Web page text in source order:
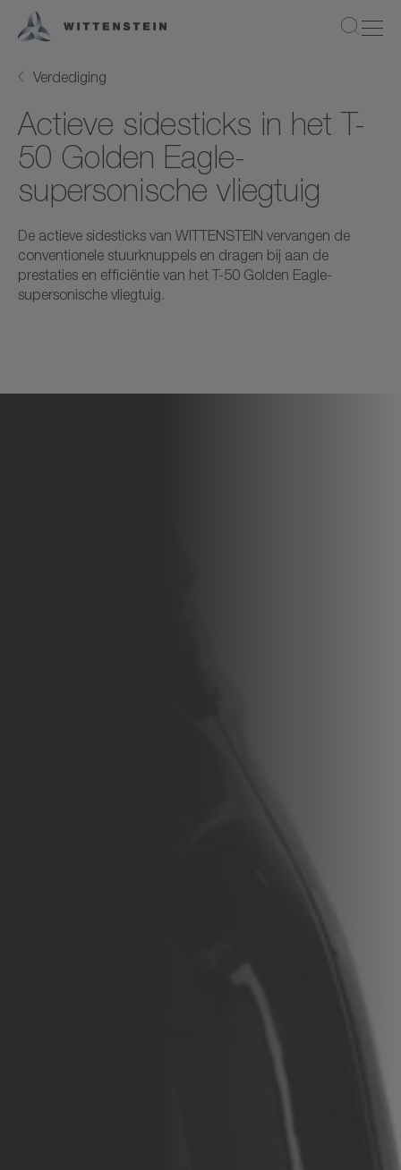
Verdediging
Actieve sidesticks in het T-
50 Golden Eagle-
supersonische vliegtuig
De actieve sidesticks van WITTENSTEIN vervangen de
conventionele stuurknuppels en dragen bij aan de
prestaties en efficiëntie van het T-50 Golden Eagle-
supersonische vliegtuig.